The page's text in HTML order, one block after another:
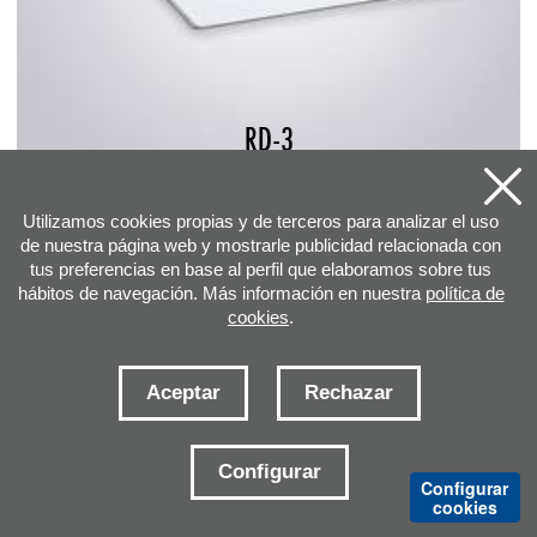
RD-3
Utilizamos cookies propias y de terceros para analizar el uso
de nuestra página web y mostrarle publicidad relacionada con
tus preferencias en base al perfil que elaboramos sobre tus
hábitos de navegación. Más información en nuestra política de
cookies.
Aceptar Rechazar
Configurar
Configurar
cookies